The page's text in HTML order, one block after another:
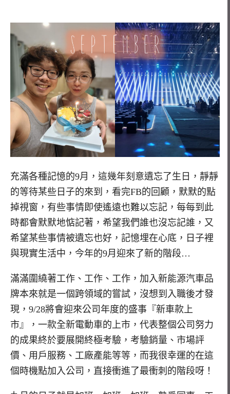
充滿各種記憶的9月，這幾年刻意遺忘了生日，靜靜
的等待某些日子的來到，看完FB的回顧，默默的點
掉視窗，有些事情即使遙遠也難以忘記，每每到此
時都會默默地惦記著，希望我們誰也沒忘記誰，又
希望某些事情被遺忘也好，記憶埋在心底，日子裡
與現實生活中，今年的9月迎來了新的階段…
滿滿圍繞著工作、工作、工作，加入新能源汽車品
牌本來就是一個跨領域的嘗試，沒想到入職後才發
現，9/28將會迎來公司年度的盛事『新車款上
市』，一款全新電動車的上市，代表整個公司努力
的成果終於要展開終極考驗，考驗銷量、市場評
價、用戶服務、工廠產能等等，而我很幸運的在這
個時機點加入公司，直接衝進了最衝刺的階段呀！